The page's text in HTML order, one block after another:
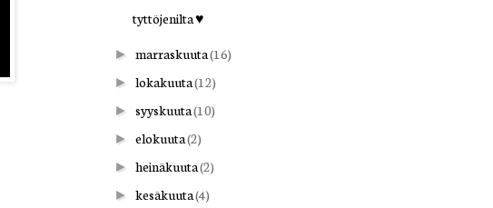
tyttöjenilta ♥
►marraskuuta(16)
►lokakuuta(12)
►syyskuuta(10)
►elokuuta(2)
►heinäkuuta(2)
►kesäkuuta(4)